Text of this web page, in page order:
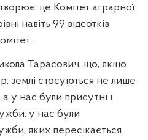
це Комітет аграрної
навіть 99 відсотків
Тарасович, що, якщо
землі стосуються не лише
у нас були присутні і
у нас були
яких пересікається